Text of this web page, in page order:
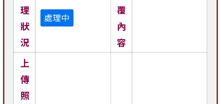
理
狀
況
處理中
覆
內
容
上
傳
照